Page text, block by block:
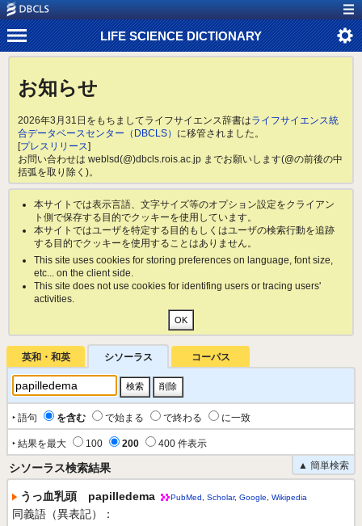
LIFE SCIENCE DICTIONARY
お知らせ
2026年3月31日をもちましてライフサイエンス辞書はライフサイエンス統
合データベースセンター（DBCLS） に移管されました。
[プレスリリース]
お問い合わせは weblsd(@)dbcls.rois.ac.jp までお願いします(@の前後の中
括弧を取り除く)。
本サイトでは表示言語、文字サイズ等のオプション設定をクライアン
ト側で保存する目的でクッキーを使用しています。
本サイトではユーザを特定する目的もしくはユーザの検索行動を追跡
する目的でクッキーを使用することはありません。
This site uses cookies for storing preferences on language, font size,
etc... on the client side.
This site does not use cookies for identifing users or tracing users'
activities.
英和・和英 シソーラス コーパス
‣ 語句 を含む で始まる で終わる に一致
‣ 結果を最大 100 200
400 件表示
▲ 簡単検索
シソーラス検索結果
うっ血乳頭 papilledema PubMed Scholar, Google Wikipedia
同義語（異表記）：